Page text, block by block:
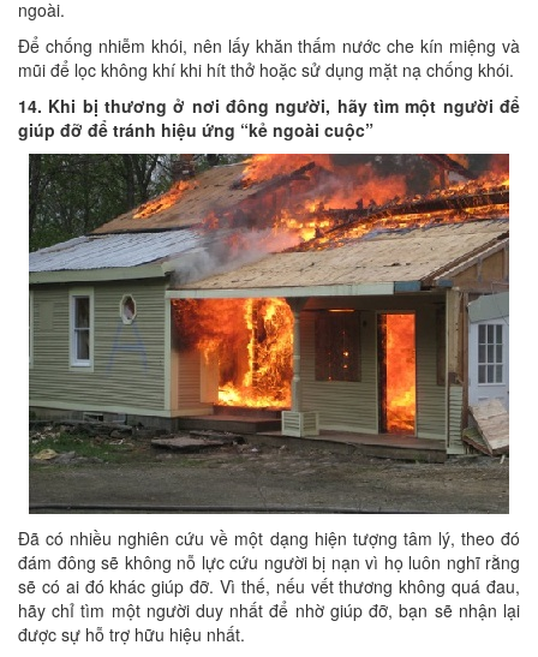
ngoài.
Để chống nhiễm khói, nên lấy khăn thấm nước che kín miệng và
mũi để lọc không khí khi hít thở hoặc sử dụng mặt nạ chống khói.
14. Khi bị thương ở nơi đông người, hãy tìm một người để
giúp đỡ để tránh hiệu ứng “kẻ ngoài cuộc”
Đã có nhiều nghiên cứu về một dạng hiện tượng tâm lý, theo đó
đám đông sẽ không nỗ lực cứu người bị nạn vì họ luôn nghĩ rằng
sẽ có ai đó khác giúp đỡ. Vì thế, nếu vết thương không quá đau,
hãy chỉ tìm một người duy nhất để nhờ giúp đỡ, bạn sẽ nhận lại
được sự hỗ trợ hữu hiệu nhất.